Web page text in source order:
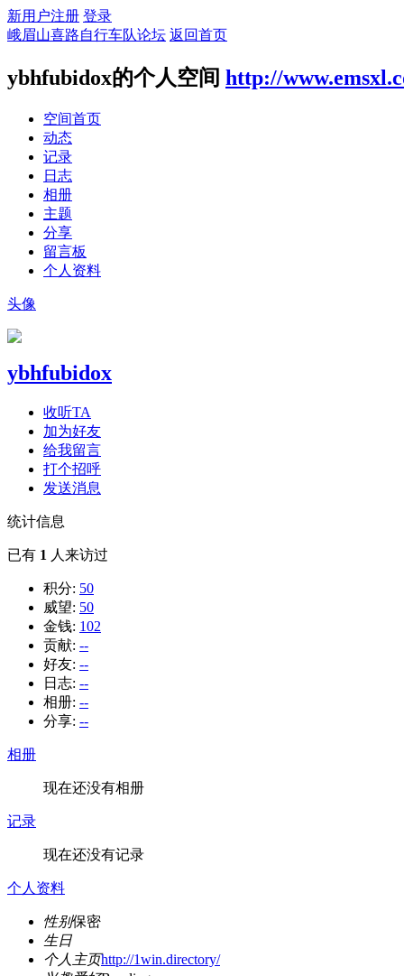
新用户注册 登录
峨眉山喜路自行车队论坛 返回首页
ybhfubidox的个人空间 http://
空间首页
动态
记录
日志
相册
主题
分享
留言板
个人资料
头像
ybhfubidox
收听TA
加为好友
给我留言
打个招呼
发送消息
统计信息
已有 1 人来访过
积分: 50
威望: 50
金钱: 102
贡献: --
好友: --
日志: --
相册: --
分享: --
相册
现在还没有相册
记录
现在还没有记录
个人资料
性别保密
生日
个人主页http://1win.directory/